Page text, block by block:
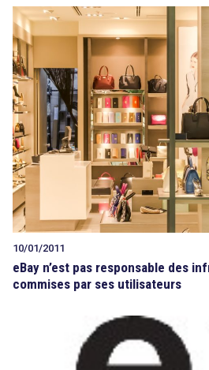
10/01/2011
eBay n’est pas responsable des
commises par ses utilisateurs